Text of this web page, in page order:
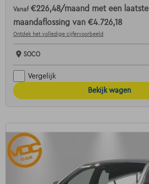
Vanaf €226,48/maand met een laatste
maandaflossing van €4.726,18
Ontdek het volledige cijfervoorbeeld
SOCO
Vergelijk
Bekijk wagen